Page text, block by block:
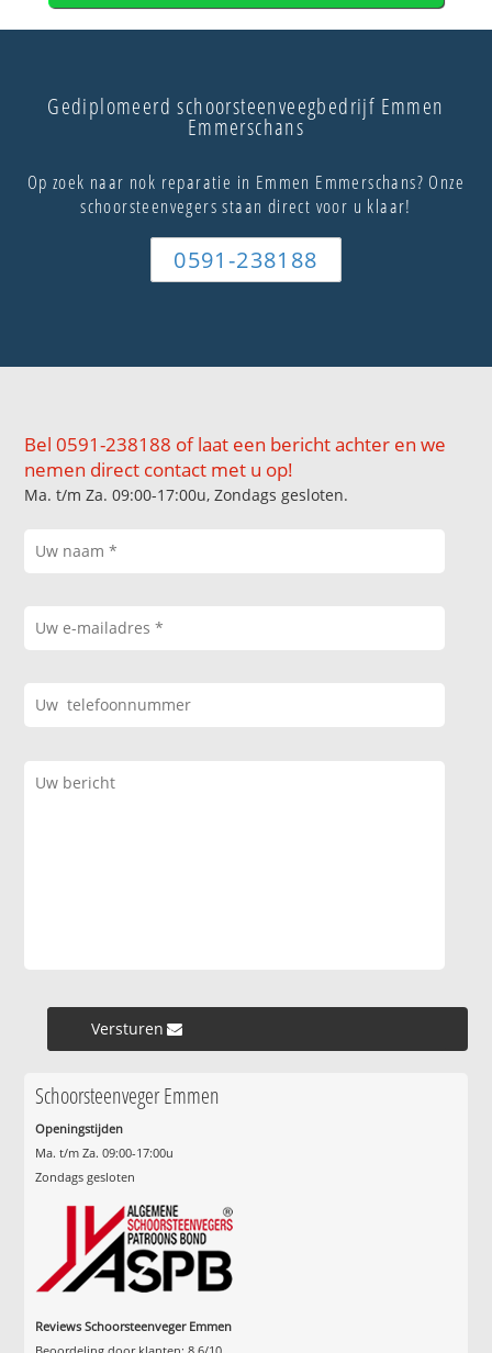
Gediplomeerd schoorsteenveegbedrijf Emmen
Emmerschans
Op zoek naar nok reparatie in Emmen Emmerschans? Onze
schoorsteenvegers staan direct voor u klaar!
0591-238188
Bel 0591-238188 of laat een bericht achter en we
nemen direct contact met u op!
Ma. t/m Za. 09:00-17:00u, Zondags gesloten.
Versturen »
Schoorsteenveger Emmen
Openingstijden
Ma. t/m Za. 09:00-17:00u
Zondags gesloten
Reviews Schoorsteenveger Emmen